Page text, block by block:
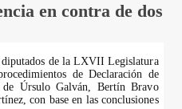
en contra de dos
diputados de la LXVII Legislatura
de Declaración de
de Úrsulo Galván, Bertín Bravo
con base en las conclusiones